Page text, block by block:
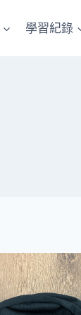
學習紀錄